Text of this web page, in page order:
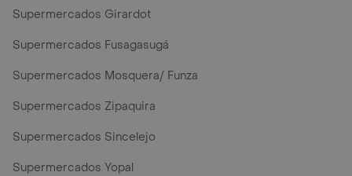
Supermercados Girardot
Supermercados Fusagasugá
Supermercados Mosquera/ Funza
Supermercados Zipaquira
Supermercados Sincelejo
Supermercados Yopal